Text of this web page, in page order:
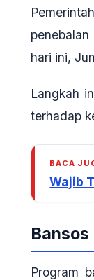
hari ini,
Langkah
terhadap
BACA
Wajib
Program